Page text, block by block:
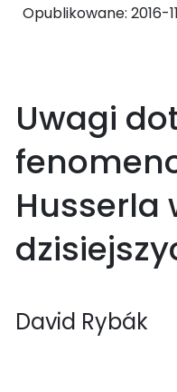
Opublikowane: 2016-
Uwagi
Husserla
David Rybák